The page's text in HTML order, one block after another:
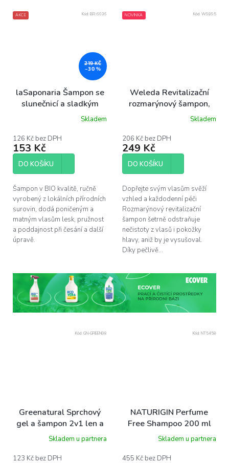
AKCE
219 KČ
–30 %
laSaponaria Šampon se
slunečnicí a sladkým
pomerančem BIO, 200
Skladem
126 Kč bez DPH
153 Kč
DO KOŠÍKU
Šampon v BIO kvalitě, ručně
vyrobený z lokálních přírodních
surovin, dodá poničeným a
matným vlasům lesk, pružnost
a poddajnost při česání a další
úpravě.
Kód: BR-6036 NOVINKA
Weleda Revitalizační
rozmarýnový šampon,
Skladem
206 Kč bez DPH
249 Kč
DO KOŠÍKU
Dopřejte svým vlasům svěží
vzhled a každodenní péči
Rozmarýnový revitalizační
šampon šetrně odstraňuje
nečistoty z vlasů i pokožky
hlavy, aniž by je vysušoval.
Díky pečlivě...
Kód: W9895
Greenatural Sprchový
gel a šampon 2v1 len a
rýže BIO, 250 ml
Skladem u partnera
123 Kč bez DPH
Kód: GN-GREEN08
NATURIGIN Perfume
Free Shampoo 200 ml
Skladem u partnera
455 Kč bez DPH
Kód: NT5458